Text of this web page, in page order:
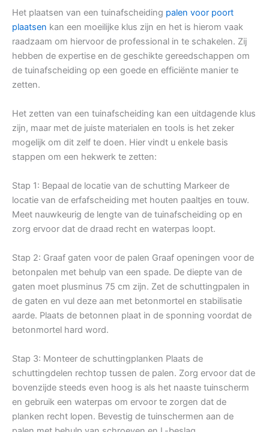
Het plaatsen van een tuinafscheiding palen voor poort
plaatsen kan een moeilijke klus zijn en het is hierom vaak
raadzaam om hiervoor de professional in te schakelen. Zij
hebben de expertise en de geschikte gereedschappen om
de tuinafscheiding op een goede en efficiënte manier te
zetten.
Het zetten van een tuinafscheiding kan een uitdagende klus
zijn, maar met de juiste materialen en tools is het zeker
mogelijk om dit zelf te doen. Hier vindt u enkele basis
stappen om een hekwerk te zetten:
Stap 1: Bepaal de locatie van de schutting Markeer de
locatie van de erfafscheiding met houten paaltjes en touw.
Meet nauwkeurig de lengte van de tuinafscheiding op en
zorg ervoor dat de draad recht en waterpas loopt.
Stap 2: Graaf gaten voor de palen Graaf openingen voor de
betonpalen met behulp van een spade. De diepte van de
gaten moet plusminus 75 cm zijn. Zet de schuttingpalen in
de gaten en vul deze aan met betonmortel en stabilisatie
aarde. Plaats de betonnen plaat in de sponning voordat de
betonmortel hard word.
Stap 3: Monteer de schuttingplanken Plaats de
schuttingdelen rechtop tussen de palen. Zorg ervoor dat de
bovenzijde steeds even hoog is als het naaste tuinscherm
en gebruik een waterpas om ervoor te zorgen dat de
planken recht lopen. Bevestig de tuinschermen aan de